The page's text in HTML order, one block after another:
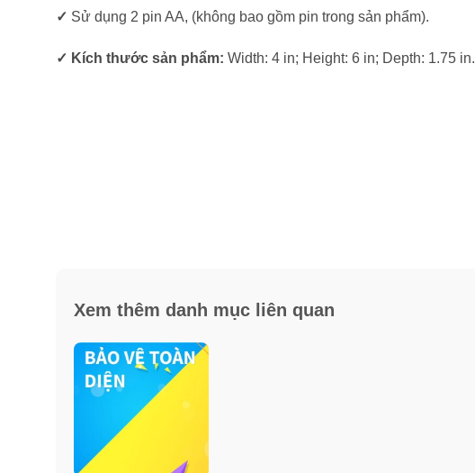
✓ Sử dụng 2 pin AA, (không bao gồm pin trong sản phẩm).
✓ Kích thước sản phẩm: Width: 4 in; Height: 6 in; Depth: 1.75 in.
Xem thêm danh mục liên quan